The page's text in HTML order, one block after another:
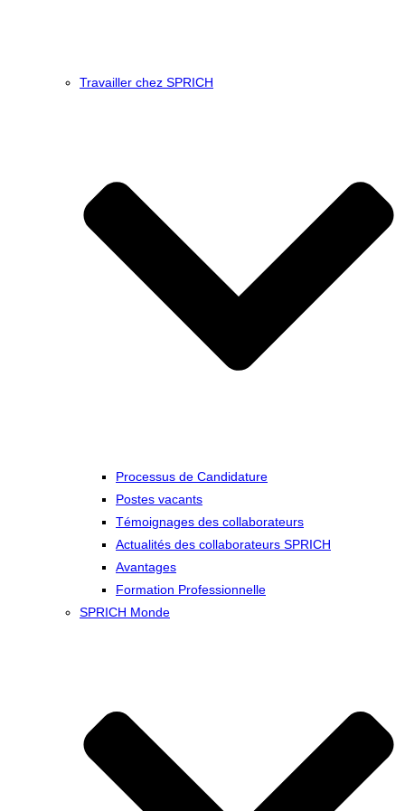
Travailler chez SPRICH
Processus de Candidature
Postes vacants
Témoignages des collaborateurs
Actualités des collaborateurs SPRICH
Avantages
Formation Professionnelle
SPRICH Monde